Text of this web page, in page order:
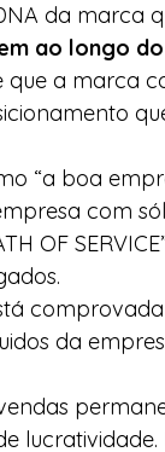
da marca
ao longo
a marca
“a boa
com
OF
da